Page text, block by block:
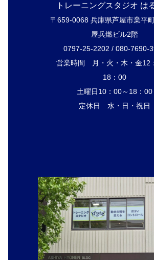
トレーニングスタジオ は
〒659-0068 兵庫県芦屋市業平
屋兵燃ビル2階
0797-25-2202 / 080-7690-
営業時間 月・火・木・金12
18：00
土曜日10：00～18：00
定休日 水・日・祝日